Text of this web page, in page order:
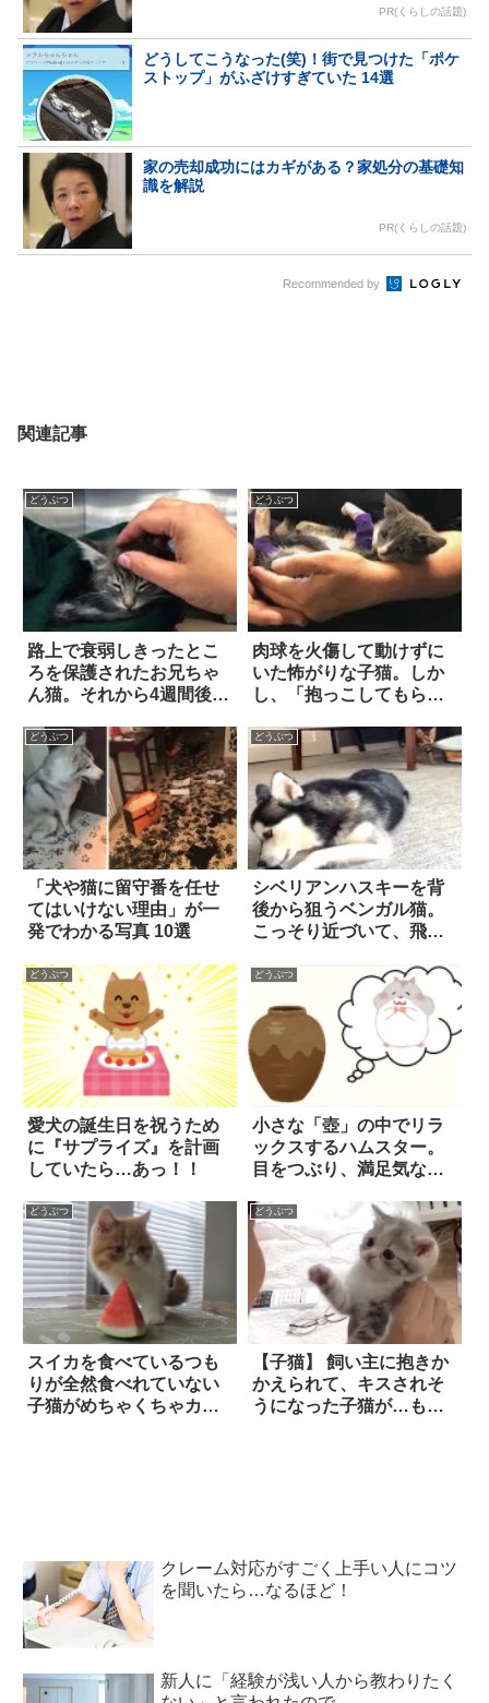
PR(くらしの話題)
どうしてこうなった(笑)！街で見つけた「ポケ
ストップ」がふざけすぎていた 14選
家の売却成功にはカギがある？家処分の基礎知
識を解説
PR(くらしの話題)
Recommended by
関連記事
どうぶつ
路上で衰弱しきったとこ
ろを保護されたお兄ちゃ
ん猫。それから4週間後、
再会を果たすと…？
どうぶつ
肉球を火傷して動けずに
いた怖がりな子猫。しか
し、「抱っこしてもらう
界が180度変わった！？
どうぶつ
「犬や猫に留守番を任せ
てはいけない理由」が一
発でわかる写真 10選
どうぶつ
シベリアンハスキーを背
後から狙うベンガル猫。
こっそり近づいて、飛び
どうぶつ
愛犬の誕生日を祝うため
に『サプライズ』を計画
していたら…あっ！！
どうぶつ
小さな「壺」の中でリラ
ックスするハムスター。
目をつぶり、満足気な表
る姿が…可愛すぎて胸キ
ュン！！
どうぶつ
スイカを食べているつも
りが全然食べれていない
子猫がめちゃくちゃカワ
どうぶつ
【子猫】 飼い主に抱きか
かえられて、キスされそ
うになった子猫が…もの
クレーム対応がすごく上手い人にコツ
を聞いたら…なるほど！
新人に「経験が浅い人から教わりたく